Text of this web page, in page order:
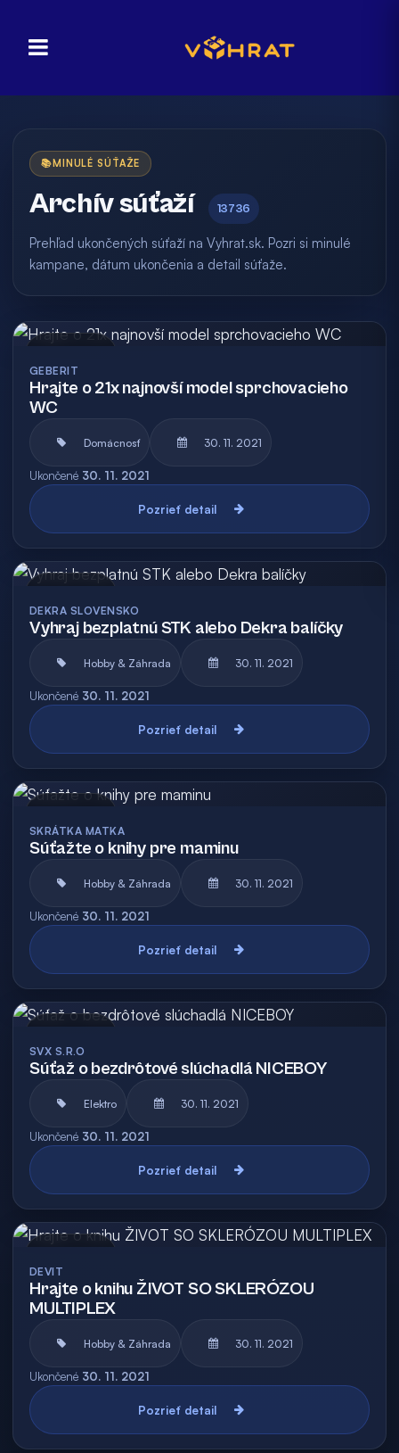
📚 MINULÉ SÚŤAŽE
Archív súťaží 13736
Prehľad ukončených súťaží na Vyhrat.sk. Pozri si minulé
kampane, dátum ukončenia a detail súťaže.
GEBERIT
Hrajte o 21x najnovší model sprchovacieho
WC
Domácnosť 30. 11. 2021
Ukončené 30. 11. 2021
Pozrieť detail
DEKRA SLOVENSKO
Vyhraj bezplatnú STK alebo Dekra balíčky
Hobby & Záhrada 30. 11. 2021
Ukončené 30. 11. 2021
Pozrieť detail
SKRÁTKA MATKA
Súťažte o knihy pre maminu
Hobby & Záhrada 30. 11. 2021
Ukončené 30. 11. 2021
Pozrieť detail
SVX S.R.O
Súťaž o bezdrôtové slúchadlá NICEBOY
Elektro 30. 11. 2021
Ukončené 30. 11. 2021
Pozrieť detail
DEVIT
Hrajte o knihu ŽIVOT SO SKLERÓZOU
MULTIPLEX
Hobby & Záhrada 30. 11. 2021
Ukončené 30. 11. 2021
Pozrieť detail